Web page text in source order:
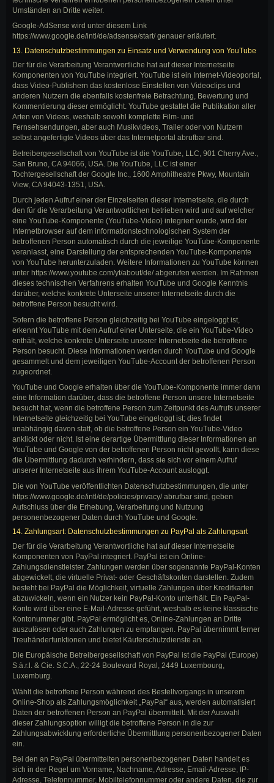
Umständen an Dritte weiter.
Google-AdSense wird unter diesem Link
https://www.google.de/intl/de/adsense/start/ genauer erläutert.
13. Datenschutzbestimmungen zu Einsatz und Verwendung von YouTube
Der für die Verarbeitung Verantwortliche hat auf dieser Internetseite
Komponenten von YouTube integriert. YouTube ist ein Internet-Videoportal,
dass Video-Publishern das kostenlose Einstellen von Videoclips und
anderen Nutzern die ebenfalls kostenfreie Betrachtung, Bewertung und
Kommentierung dieser ermöglicht. YouTube gestattet die Publikation aller
Arten von Videos, weshalb sowohl komplette Film- und
Fernsehsendungen, aber auch Musikvideos, Trailer oder von Nutzern
selbst angefertigte Videos über das Internetportal abrufbar sind.
Betreibergesellschaft von YouTube ist die YouTube, LLC, 901 Cherry Ave.,
San Bruno, CA 94066, USA. Die YouTube, LLC ist einer
Tochtergesellschaft der Google Inc., 1600 Amphitheatre Pkwy, Mountain
View, CA 94043-1351, USA.
Durch jeden Aufruf einer der Einzelseiten dieser Internetseite, die durch
den für die Verarbeitung Verantwortlichen betrieben wird und auf welcher
eine YouTube-Komponente (YouTube-Video) integriert wurde, wird der
Internetbrowser auf dem informationstechnologischen System der
betroffenen Person automatisch durch die jeweilige YouTube-Komponente
veranlasst, eine Darstellung der entsprechenden YouTube-Komponente
von YouTube herunterzuladen. Weitere Informationen zu YouTube können
unter https://www.youtube.com/yt/about/de/ abgerufen werden. Im Rahmen
dieses technischen Verfahrens erhalten YouTube und Google Kenntnis
darüber, welche konkrete Unterseite unserer Internetseite durch die
betroffene Person besucht wird.
Sofern die betroffene Person gleichzeitig bei YouTube eingeloggt ist,
erkennt YouTube mit dem Aufruf einer Unterseite, die ein YouTube-Video
enthält, welche konkrete Unterseite unserer Internetseite die betroffene
Person besucht. Diese Informationen werden durch YouTube und Google
gesammelt und dem jeweiligen YouTube-Account der betroffenen Person
zugeordnet.
YouTube und Google erhalten über die YouTube-Komponente immer dann
eine Information darüber, dass die betroffene Person unsere Internetseite
besucht hat, wenn die betroffene Person zum Zeitpunkt des Aufrufs unserer
Internetseite gleichzeitig bei YouTube eingeloggt ist; dies findet
unabhängig davon statt, ob die betroffene Person ein YouTube-Video
anklickt oder nicht. Ist eine derartige Übermittlung dieser Informationen an
YouTube und Google von der betroffenen Person nicht gewollt, kann diese
die Übermittlung dadurch verhindern, dass sie sich vor einem Aufruf
unserer Internetseite aus ihrem YouTube-Account ausloggt.
Die von YouTube veröffentlichten Datenschutzbestimmungen, die unter
https://www.google.de/intl/de/policies/privacy/ abrufbar sind, geben
Aufschluss über die Erhebung, Verarbeitung und Nutzung
personenbezogener Daten durch YouTube und Google.
14. Zahlungsart: Datenschutzbestimmungen zu PayPal als Zahlungsart
Der für die Verarbeitung Verantwortliche hat auf dieser Internetseite
Komponenten von PayPal integriert. PayPal ist ein Online-
Zahlungsdienstleister. Zahlungen werden über sogenannte PayPal-Konten
abgewickelt, die virtuelle Privat- oder Geschäftskonten darstellen. Zudem
besteht bei PayPal die Möglichkeit, virtuelle Zahlungen über Kreditkarten
abzuwickeln, wenn ein Nutzer kein PayPal-Konto unterhält. Ein PayPal-
Konto wird über eine E-Mail-Adresse geführt, weshalb es keine klassische
Kontonummer gibt. PayPal ermöglicht es, Online-Zahlungen an Dritte
auszulösen oder auch Zahlungen zu empfangen. PayPal übernimmt ferner
Treuhänderfunktionen und bietet Käuferschutzdienste an.
Die Europäische Betreibergesellschaft von PayPal ist die PayPal (Europe)
S.à.r.l. & Cie. S.C.A., 22-24 Boulevard Royal, 2449 Luxembourg,
Luxemburg.
Wählt die betroffene Person während des Bestellvorgangs in unserem
Online-Shop als Zahlungsmöglichkeit „PayPal“ aus, werden automatisiert
Daten der betroffenen Person an PayPal übermittelt. Mit der Auswahl
dieser Zahlungsoption willigt die betroffene Person in die zur
Zahlungsabwicklung erforderliche Übermittlung personenbezogener Daten
ein.
Bei den an PayPal übermittelten personenbezogenen Daten handelt es
sich in der Regel um Vorname, Nachname, Adresse, Email-Adresse, IP-
Adresse, Telefonnummer, Mobiltelefonnummer oder andere Daten, die zur